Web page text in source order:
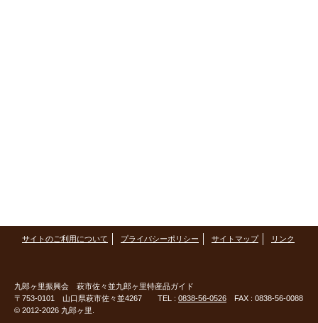
サイトのご利用について プライバシーポリシー サイトマップ リンク
九郎ヶ里振興会 萩市佐々並九郎ヶ里特産品ガイド
〒753-0101 山口県萩市佐々並4267 TEL : 0838-56-0526 FAX : 0838-56-0088
© 2012-2026 九郎ヶ里.